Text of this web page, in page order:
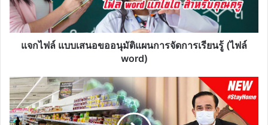
แผนการ
จัดการ
เรียน
แจกไฟล์ แบบเสนอขออนุมัติแผนการจัดการเรียนรู้ (ไฟล์
word)
เตรียม
ตัวอย่าง
ไร
หาก